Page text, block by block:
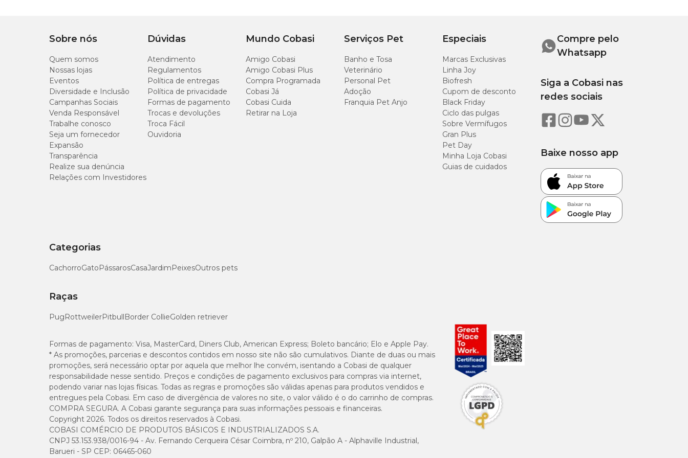
Sobre nós
Quem somos
Nossas lojas
Eventos
Diversidade e Inclusão
Campanhas Sociais
Venda Responsável
Trabalhe conosco
Seja um fornecedor
Expansão
Transparência
Realize sua denúncia
Relações com Investidores
Dúvidas
Atendimento
Regulamentos
Política de entregas
Política de privacidade
Formas de pagamento
Trocas e devoluções
Troca Fácil
Ouvidoria
Mundo Cobasi
Amigo Cobasi
Amigo Cobasi Plus
Compra Programada
Cobasi Já
Cobasi Cuida
Retirar na Loja
Serviços Pet
Banho e Tosa
Veterinário
Personal Pet
Adoção
Franquia Pet Anjo
Especiais
Marcas Exclusivas
Linha Joy
Biofresh
Cupom de desconto
Black Friday
Ciclo das pulgas
Sobre Vermífugos
Gran Plus
Pet Day
Minha Loja Cobasi
Guias de cuidados
Categorias
CachorroGatoPássarosCasaJardimPeixesOutros pets
Raças
PugRottweilerPitbullBorder CollieGolden retriever
Compre pelo
Whatsapp
Siga a Cobasi nas
redes sociais
Baixe nosso app
Formas de pagamento: Visa, MasterCard, Diners Club, American Express; Boleto bancário; Elo e Apple Pay.
* As promoções, parcerias e descontos contidos em nosso site não são cumulativos. Diante de duas ou mais
promoções, será necessário optar por aquela que melhor lhe convém, isentando a Cobasi de qualquer
responsabilidade nesse sentido. Preços e condições de pagamento exclusivos para compras via internet,
podendo variar nas lojas físicas. Todas as regras e promoções são válidas apenas para produtos vendidos e
entregues pela Cobasi. Em caso de divergência de valores no site, o valor válido é o do carrinho de compras.
COMPRA SEGURA. A Cobasi garante segurança para suas informações pessoais e financeiras.
Copyright 2026. Todos os direitos reservados à Cobasi.
COBASI COMÉRCIO DE PRODUTOS BÁSICOS E INDUSTRIALIZADOS S.A.
CNPJ 53.153.938/0016-94 - Av. Fernando Cerqueira César Coimbra, nº 210, Galpão A - Alphaville Industrial,
Barueri - SP CEP: 06465-060